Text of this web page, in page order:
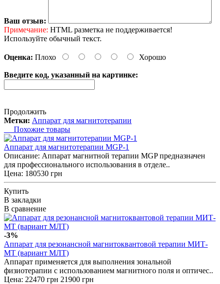
Ваш отзыв:
Примечание: HTML разметка не поддерживается!
Используйте обычный текст.
Оценка: Плохо Хорошо
Введите код, указанный на картинке:
Продолжить
Метки: Аппарат для магнитотерапии
Похожие товары
Аппарат для магнитотерапии MGP-1
Описание: Аппарат магнитной терапии MGP предназначен
для профессионального использования в отделе..
Цена: 180530 грн
Купить
В закладки
В сравнение
-3%
Аппарат для резонансной магнитоквантовой терапии МИТ-
МТ (вариант МЛТ)
Аппарат применяется для выполнения зональной
физиотерапии с использованием магнитного поля и оптичес..
Цена: 22470 грн 21900 грн